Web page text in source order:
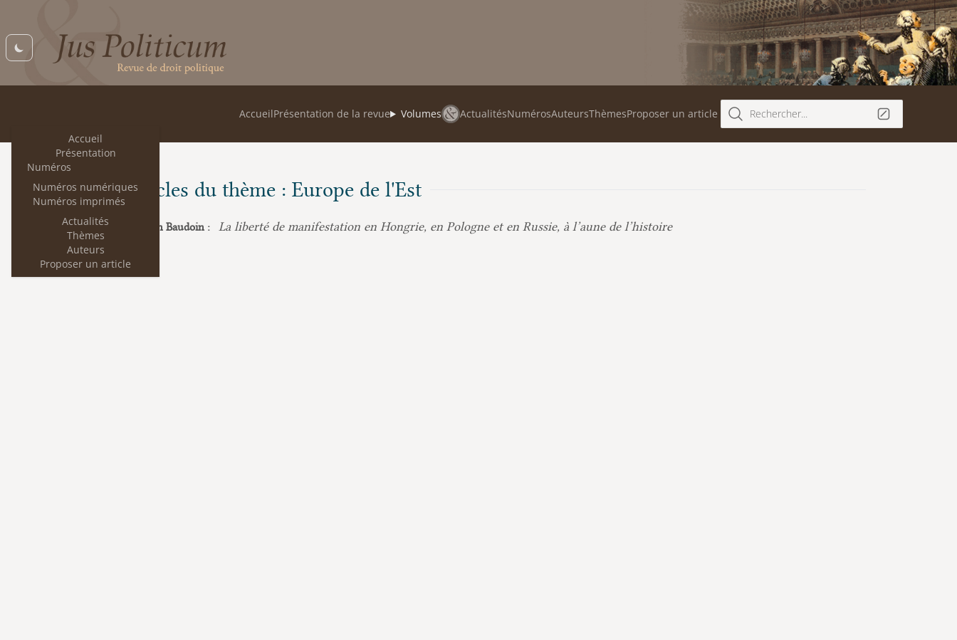
Accueil
Présentation
Numéros
Numéros numériques
Numéros imprimés
Actualités
Thèmes
Auteurs
Proposer un article
AccueilPrésentation de la revue Volumes ActualitésNumérosAuteursThèmesProposer un article Rechercher...
Les articles du thème : Europe de l'Est
Marie-Élisabeth Baudoin : La liberté de manifestation en Hongrie, en Pologne et en Russie, à l’aune de l’histoire